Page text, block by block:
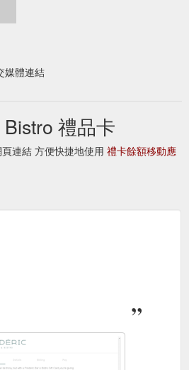
媒體連結
禮品卡
連結 方便快捷地使用 禮卡餘額移動應